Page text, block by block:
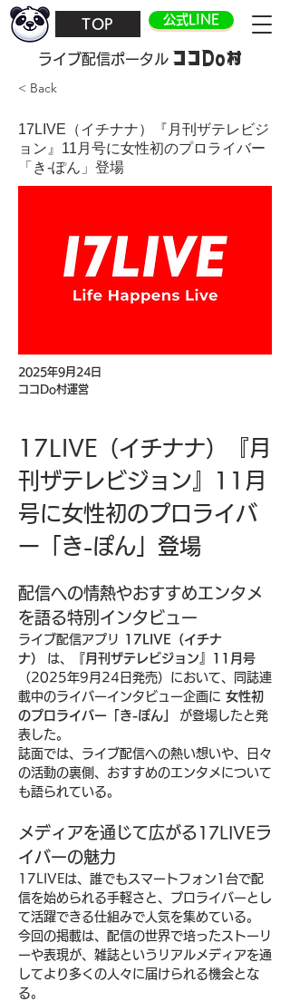
TOP 公式LINE
​ライブ配信ポータル ココDo村
< Back
17LIVE（イチナナ）『月刊ザテレビジ
ョン』11月号に女性初のプロライバー
「き-ぽん」登場
2025年9月24日
ココDo村運営
17LIVE（イチナナ）『月
刊ザテレビジョン』11月
号に女性初のプロライバ
ー「き-ぽん」登場
配信への情熱やおすすめエンタメ
を語る特別インタビュー
ライブ配信アプリ
17LIVE（イチナ
ナ）
は、
『月刊ザテレビジョン』11月号
（2025年9月24日発売）において、同誌連
載中のライバーインタビュー企画に 女性初
のプロライバー「き-ぽん」
が登場したと発
表した。
誌面では、ライブ配信への熱い想いや、日々
の活動の裏側、おすすめのエンタメについて
も語られている。
メディアを通じて広がる17LIVEラ
イバーの魅力
17LIVEは、誰でもスマートフォン1台で配
信を始められる手軽さと、プロライバーとし
て活躍できる仕組みで人気を集めている。
今回の掲載は、配信の世界で培ったストーリ
ーや表現が、雑誌というリアルメディアを通
してより多くの人々に届けられる機会とな
る。